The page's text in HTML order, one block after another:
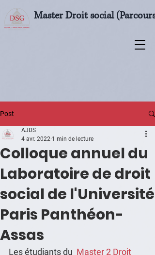
Master Droit social
Post
Colloque annuel du
Laboratoire de droit
social de l'Université
Paris Panthéon-
Assas
AJDS
4 avr. 2022 1 min de lecture
Les étudiants du Master 2 Droit